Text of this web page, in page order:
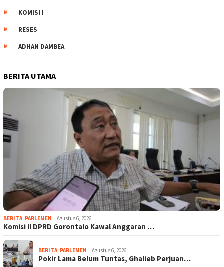
KOMISI I
RESES
ADHAN DAMBEA
BERITA UTAMA
BERITA PARLEMEN Agustus 6, 2026
Komisi II DPRD Gorontalo Kawal Anggaran …
BERITA PARLEMEN Agustus 6, 2026
Pokir Lama Belum Tuntas, Ghalieb Perjuan…